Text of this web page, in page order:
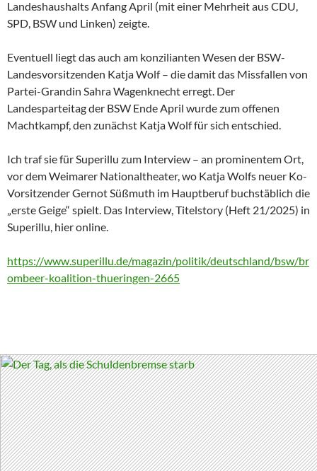
Landeshaushalts Anfang April (mit einer Mehrheit aus CDU,
SPD, BSW und Linken) zeigte.
Eventuell liegt das auch am konzilianten Wesen der BSW-
Landesvorsitzenden Katja Wolf – die damit das Missfallen von
Partei-Grandin Sahra Wagenknecht erregt. Der
Landesparteitag der BSW Ende April wurde zum offenen
Machtkampf, den zunächst Katja Wolf für sich entschied.
Ich traf sie für Superillu zum Interview – an prominentem Ort,
vor dem Weimarer Nationaltheater, wo Katja Wolfs neuer Ko-
Vorsitzender Gernot Süßmuth im Hauptberuf buchstäblich die
„erste Geige“ spielt. Das Interview, Titelstory (Heft 21/2025) in
Superillu, hier online.
https://www.superillu.de/magazin/politik/deutschland/bsw/br
ombeer-koalition-thueringen-2665